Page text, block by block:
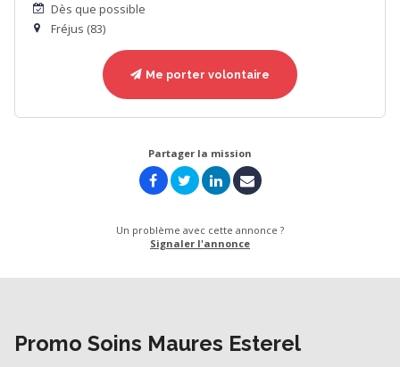
Dès que possible
Fréjus (83)
Me porter volontaire
Partager la mission
Un problème avec cette annonce ?
Signaler l'annonce
Promo Soins Maures Esterel